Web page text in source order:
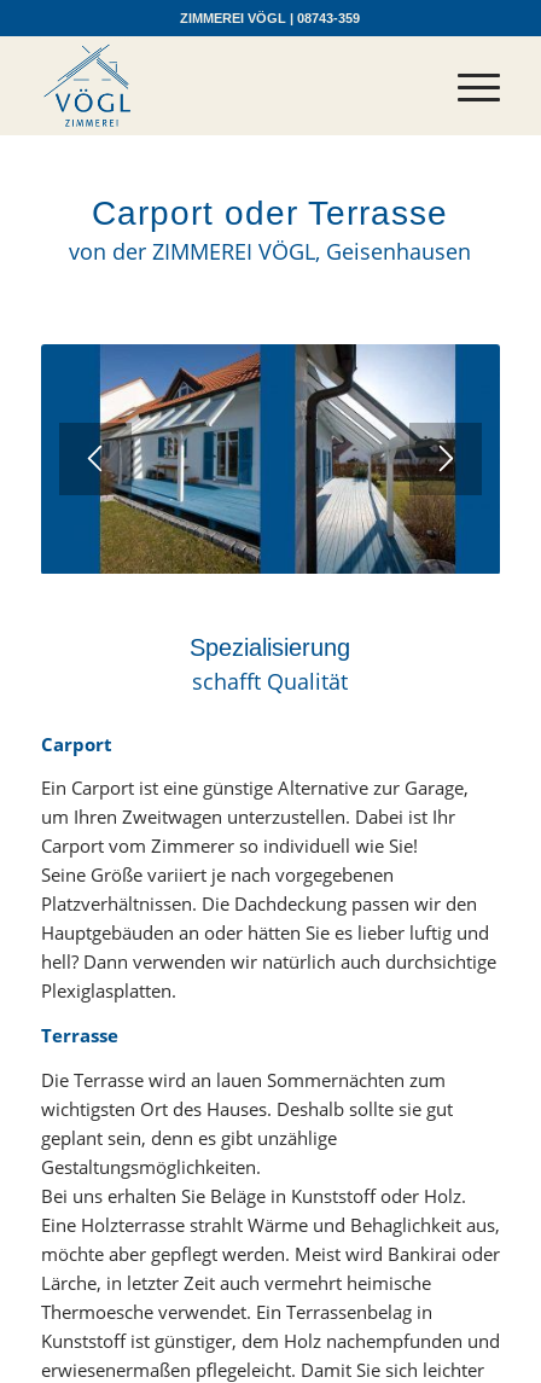
ZIMMEREI VÖGL | 08743-359
Carport oder Terrasse
von der ZIMMEREI VÖGL, Geisenhausen
Spezialisierung
schafft Qualität
Carport
Ein Carport ist eine günstige Alternative zur Garage,
um Ihren Zweitwagen unterzustellen. Dabei ist Ihr
Carport vom Zimmerer so individuell wie Sie!
Seine Größe variiert je nach vorgegebenen
Platzverhältnissen. Die Dachdeckung passen wir den
Hauptgebäuden an oder hätten Sie es lieber luftig und
hell? Dann verwenden wir natürlich auch durchsichtige
Plexiglasplatten.
Terrasse
Die Terrasse wird an lauen Sommernächten zum
wichtigsten Ort des Hauses. Deshalb sollte sie gut
geplant sein, denn es gibt unzählige
Gestaltungsmöglichkeiten.
Bei uns erhalten Sie Beläge in Kunststoff oder Holz.
Eine Holzterrasse strahlt Wärme und Behaglichkeit aus,
möchte aber gepflegt werden. Meist wird Bankirai oder
Lärche, in letzter Zeit auch vermehrt heimische
Thermoesche verwendet. Ein Terrassenbelag in
Kunststoff ist günstiger, dem Holz nachempfunden und
erwiesenermaßen pflegeleicht. Damit Sie sich leichter